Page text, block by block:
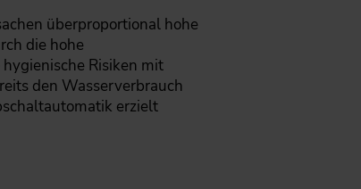
überproportional hohe
die hohe
Risiken mit
den Wasserverbrauch
erzielt